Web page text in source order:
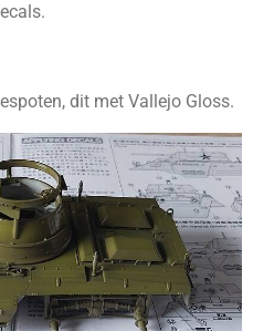
dit met Vallejo Gloss.